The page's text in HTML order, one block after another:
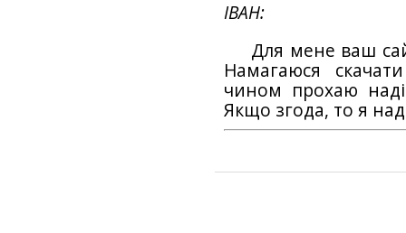
ІВАН
Для мене ваш
Намагаюся
чином прохаю
Якщо згода, то я